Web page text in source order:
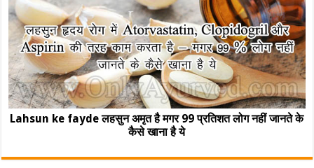
Lahsun ke fayde लहसुन अमृत है मगर 99 प्रतिशत लोग नहीं जानते के
कैसे खाना है ये